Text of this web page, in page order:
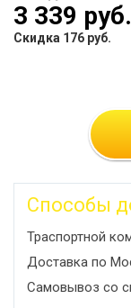
3 339 руб.
Скидка 176 руб.
Способы
Траспортной
Доставка по
Самовывоз со